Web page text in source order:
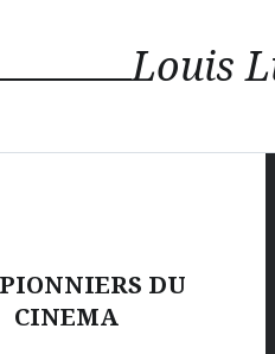
Louis
DU
CINEMA